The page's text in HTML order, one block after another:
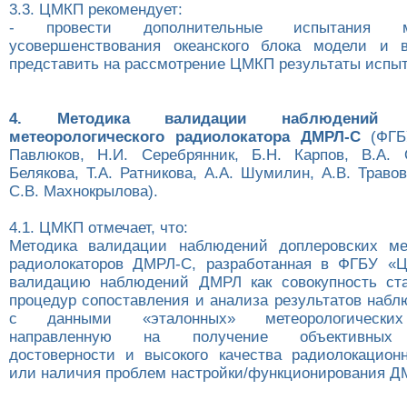
3.3. ЦМКП рекомендует:
- провести дополнительные испытания
усовершенствования океанского блока модели и
представить на рассмотрение ЦМКП результаты
4. Методика валидации наблюдений
метеорологического радиолокатора ДМРЛ-С
Павлюков, Н.И. Серебрянник, Б.Н. Карпов, В.А.
Белякова, Т.А. Ратникова, А.А. Шумилин, А.В.
С.В. Махнокрылова).
4.1. ЦМКП отмечает, что:
Методика валидации наблюдений доплеровских
радиолокаторов ДМРЛ-С, разработанная в ФГБУ
валидацию наблюдений ДМРЛ как совокупность
процедур сопоставления и анализа результатов
с данными «эталонных»
направленную на получение объективных
достоверности и высокого качества
или наличия проблем настройки/функционирования